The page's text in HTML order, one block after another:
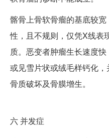
髂骨上骨软骨瘤的基底较
性，且不规则，仅凭X线表
质。恶变者肿瘤生长速度
或见雪片状或绒毛样钙化
骨质破坏及骨膜增生。
六并发症